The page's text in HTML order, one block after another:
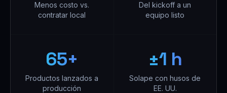
Menos costo vs.
contratar local
Del kickoff a un
equipo listo
65+
Productos lanzados a
producción
±1 h
Solape con husos de
EE. UU.